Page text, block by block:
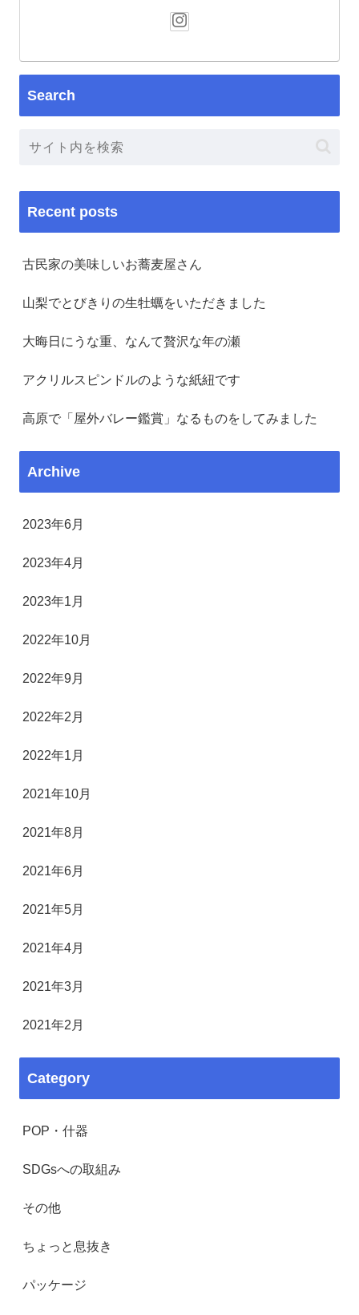
Search
Recent posts
古民家の美味しいお蕎麦屋さん
山梨でとびきりの生牡蠣をいただきました
大晦日にうな重、なんて贅沢な年の瀬
アクリルスピンドルのような紙紐です
高原で「屋外バレー鑑賞」なるものをしてみました
Archive
2023年6月
2023年4月
2023年1月
2022年10月
2022年9月
2022年2月
2022年1月
2021年10月
2021年8月
2021年6月
2021年5月
2021年4月
2021年3月
2021年2月
Category
POP・什器
SDGsへの取組み
その他
ちょっと息抜き
パッケージ